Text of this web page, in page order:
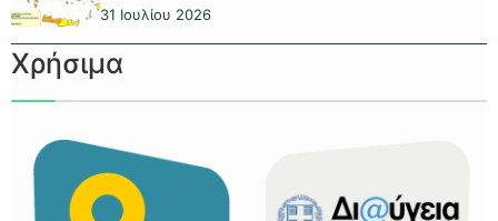
31 Ιουλίου 2026
Χρήσιμα